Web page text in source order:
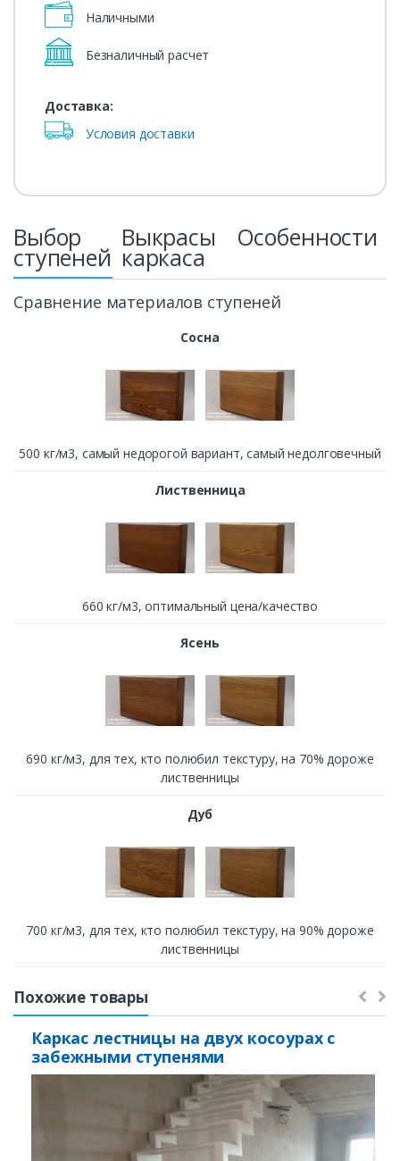
Наличными
Безналичный расчет
Доставка:
Условия доставки
Выбор
ступеней
Выкрасы
каркаса
Особенности
Сравнение материалов ступеней
Сосна
500 кг/м3, cамый недорогой вариант, самый недолговечный
Лиственница
660 кг/м3, оптимальный цена/качество
Ясень
690 кг/м3, для тех, кто полюбил текстуру, на 70% дороже
лиственницы
Дуб
700 кг/м3, для тех, кто полюбил текстуру, на 90% дороже
лиственницы
Похожие товары
Каркас лестницы на двух косоурах с
забежными ступенями